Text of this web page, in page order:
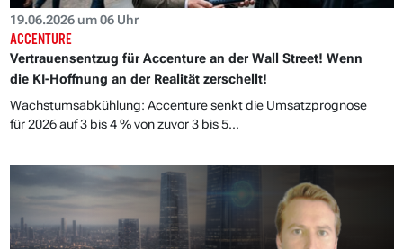
19.06.2026 um 06 Uhr
ACCENTURE
Vertrauensentzug für Accenture an der Wall Street! Wenn
die KI-Hoffnung an der Realität zerschellt!
Wachstumsabkühlung: Accenture senkt die Umsatzprognose
für 2026 auf 3 bis 4 % von zuvor 3 bis 5...